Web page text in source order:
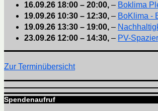
16.09.26 18:00 – 20:00, – Boklima
19.09.26 10:30 – 12:30, – BoKlima -
19.09.26 13:30 – 19:00, –
23.09.26 12:00 – 14:30, – PV-
Zur Terminübersicht
Spendenaufruf